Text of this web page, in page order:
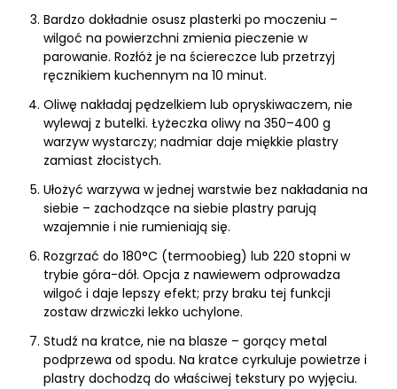
Bardzo dokładnie osusz plasterki po moczeniu –
wilgoć na powierzchni zmienia pieczenie w
parowanie. Rozłóż je na ściereczce lub przetrzyj
ręcznikiem kuchennym na 10 minut.
Oliwę nakładaj pędzelkiem lub opryskiwaczem, nie
wylewaj z butelki. Łyżeczka oliwy na 350–400 g
warzyw wystarczy; nadmiar daje miękkie plastry
zamiast złocistych.
Ułożyć warzywa w jednej warstwie bez nakładania na
siebie – zachodzące na siebie plastry parują
wzajemnie i nie rumieniają się.
Rozgrzać do 180°C (termoobieg) lub 220 stopni w
trybie góra-dół. Opcja z nawiewem odprowadza
wilgoć i daje lepszy efekt; przy braku tej funkcji
zostaw drzwiczki lekko uchylone.
Studź na kratce, nie na blasze – gorący metal
podprzewa od spodu. Na kratce cyrkuluje powietrze i
plastry dochodzą do właściwej tekstury po wyjęciu.